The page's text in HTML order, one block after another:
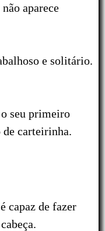
aparece
e solitário.
seu primeiro
de carteirinha.
capaz de fazer